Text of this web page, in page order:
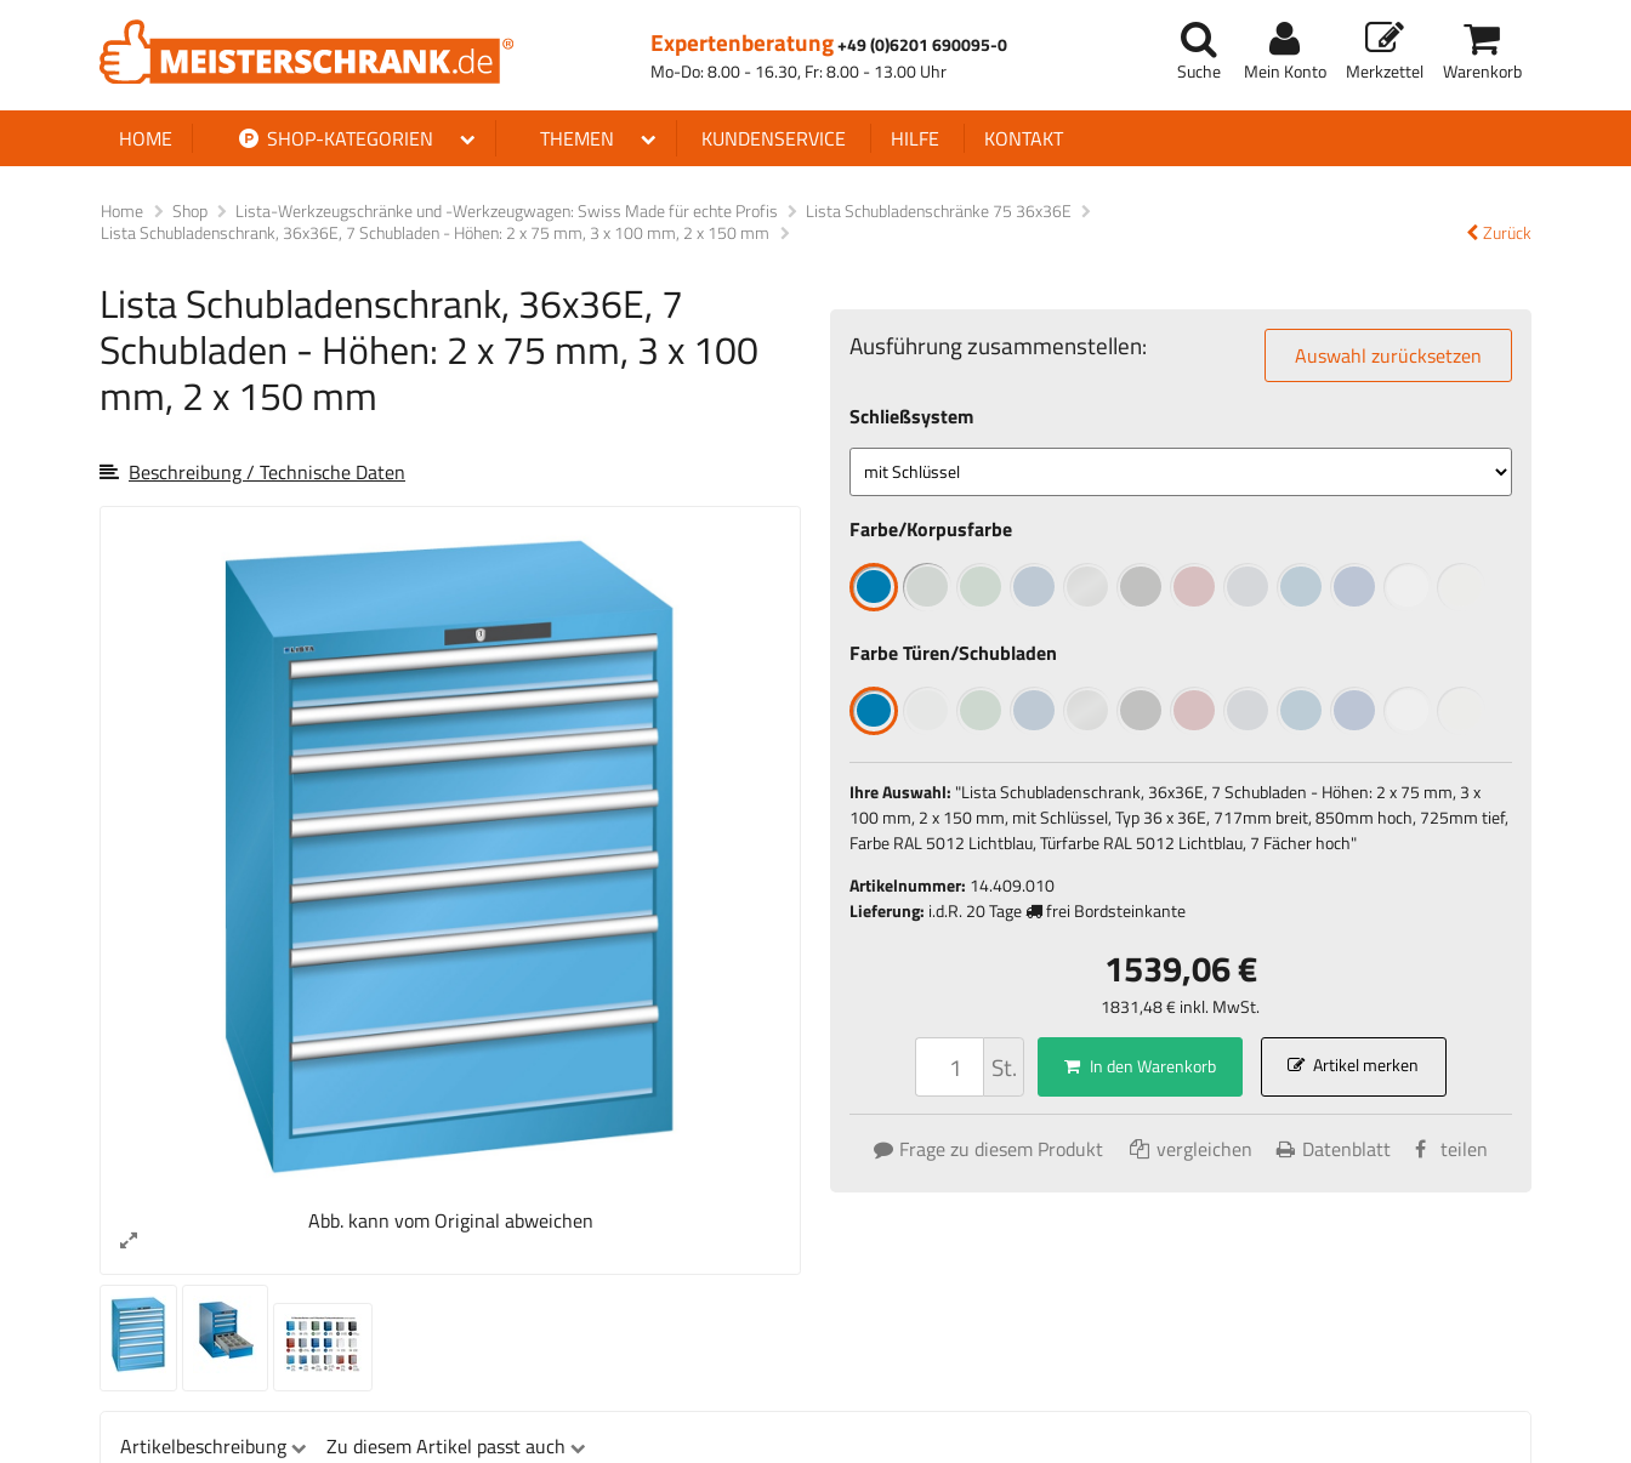
Expertenberatung+49 (0)6201 690095-0
Mo-Do: 8.00 - 16.30, Fr: 8.00 - 13.00 Uhr
Suche Mein Konto Merkzettel Warenkorb
HOME SHOP-KATEGORIEN THEMEN KUNDENSERVICE HILFE KONTAKT
Home Shop Lista-Werkzeugschränke und -Werkzeugwagen: Swiss Made für echte Profis
Lista Schubladenschränke 75 36x36E
Lista Schubladenschrank, 36x36E, 7 Schubladen - Höhen: 2 x 75 mm, 3 x 100 mm, 2 x 150 mm
Zurück
Lista Schubladenschrank, 36x36E, 7
Schubladen - Höhen: 2 x 75 mm, 3 x 100
mm, 2 x 150 mm
Beschreibung / Technische Daten
Abb. kann vom Original abweichen
Ausführung zusammenstellen: Auswahl zurücksetzen
Schließsystem
Farbe/Korpusfarbe
Farbe Türen/Schubladen
Ihre Auswahl: "Lista Schubladenschrank, 36x36E, 7 Schubladen - Höhen: 2 x 75 mm, 3 x
100 mm, 2 x 150 mm, mit Schlüssel, Typ 36 x 36E, 717mm breit, 850mm hoch, 725mm tief,
Farbe RAL 5012 Lichtblau, Türfarbe RAL 5012 Lichtblau, 7 Fächer hoch"
Artikelnummer: 14.409.010
Lieferung: i.d.R. 20 Tage frei Bordsteinkante
1539,06 €
1831,48 € inkl. MwSt.
St. In den Warenkorb Artikel merken
Frage zu diesem Produkt vergleichen Datenblatt teilen
Artikelbeschreibung Zu diesem Artikel passt auch